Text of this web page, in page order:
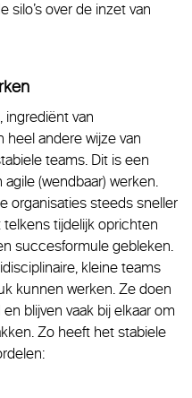
silo’s over de inzet van
ingrediënt van
andere wijze van
teams. Dit is een
(wendbaar) werken.
organisaties steeds sneller
tijdelijk oprichten
succesformule gebleken.
kleine teams
kunnen werken. Ze doen
blijven vaak bij elkaar om
Zo heeft het stabiele